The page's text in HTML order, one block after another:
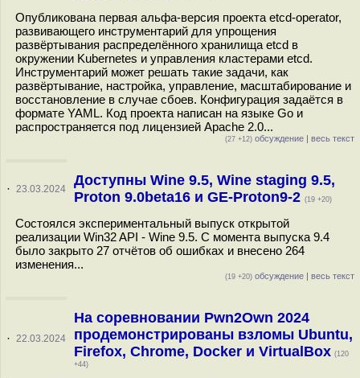
Опубликована первая альфа-версия проекта etcd-operator,
развивающего инструментарий для упрощения
развёртывания распределённого хранилища etcd в
окружении Kubernetes и управления кластерами etcd.
Инструментарий может решать такие задачи, как
развёртывание, настройка, управление, масштабирование и
восстановление в случае сбоев. Конфигурация задаётся в
формате YAML. Код проекта написан на языке Go и
распространяется под лицензией Apache 2.0...
(27 +12) обсуждение | весь текст
· 23.03.2024
Доступны Wine 9.5, Wine staging 9.5,
Proton 9.0beta16 и GE-Proton9-2 (19 +20)
Состоялся экспериментальный выпуск открытой
реализации Win32 API - Wine 9.5. С момента выпуска 9.4
было закрыто 27 отчётов об ошибках и внесено 264
изменения...
(19 +20) обсуждение | весь текст
· 22.03.2024
На соревновании Pwn2Own 2024
продемонстрированы взломы Ubuntu,
Firefox, Chrome, Docker и VirtualBox (120
+44)